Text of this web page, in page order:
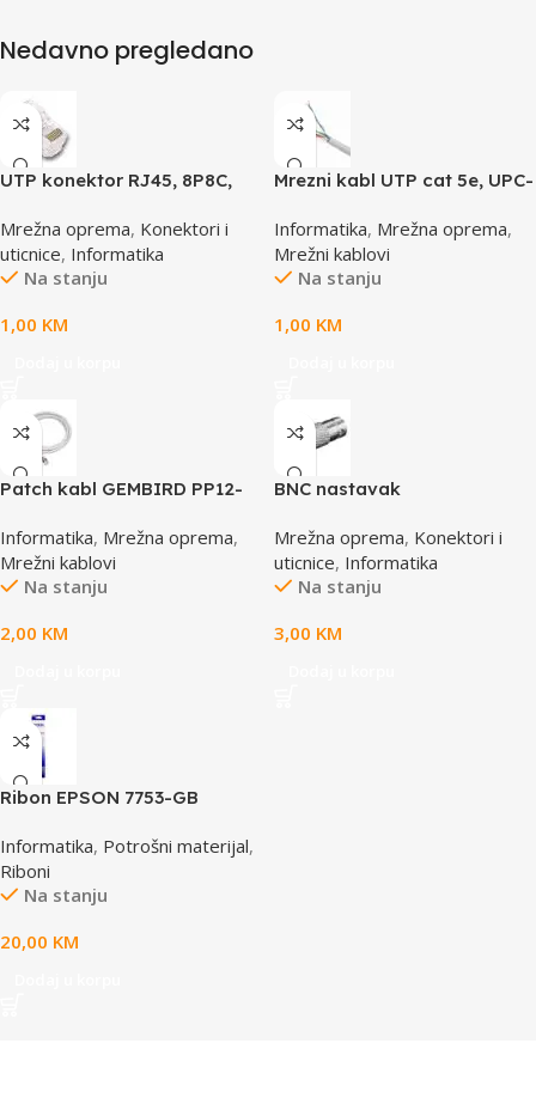
Nedavno pregledano
UTP konektor RJ45, 8P8C,
Mrežna oprema, Konektori i
uticnice, Informatika
Na stanju
1,00 KM
Mrezni kabl UTP cat 5e, UPC-
Informatika, Mrežna oprema,
Mrežni kablovi
Na stanju
1,00 KM
Patch kabl GEMBIRD PP12-
Informatika, Mrežna oprema,
Mrežni kablovi
Na stanju
2,00 KM
BNC nastavak
Mrežna oprema, Konektori i
uticnice, Informatika
Na stanju
3,00 KM
Ribon EPSON 7753-GB
/4X0/5X0/8X0 (A4)S015633
Informatika, Potrošni materijal,
Riboni
Na stanju
20,00 KM